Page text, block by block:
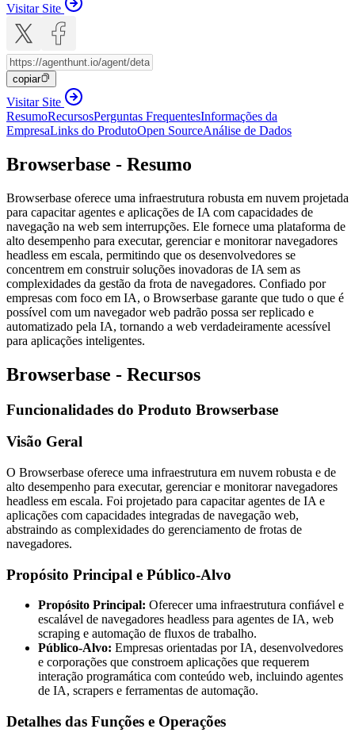
Visitar Site
copiar
Visitar Site
ResumoRecursosPerguntas FrequentesInformações da
EmpresaLinks do ProdutoOpen SourceAnálise de Dados
Browserbase - Resumo
Browserbase oferece uma infraestrutura robusta em nuvem projetada
para capacitar agentes e aplicações de IA com capacidades de
navegação na web sem interrupções. Ele fornece uma plataforma de
alto desempenho para executar, gerenciar e monitorar navegadores
headless em escala, permitindo que os desenvolvedores se
concentrem em construir soluções inovadoras de IA sem as
complexidades da gestão da frota de navegadores. Confiado por
empresas com foco em IA, o Browserbase garante que tudo o que é
possível com um navegador web padrão possa ser replicado e
automatizado pela IA, tornando a web verdadeiramente acessível
para aplicações inteligentes.
Browserbase - Recursos
Funcionalidades do Produto Browserbase
Visão Geral
O Browserbase oferece uma infraestrutura em nuvem robusta e de
alto desempenho para executar, gerenciar e monitorar navegadores
headless em escala. Foi projetado para capacitar agentes de IA e
aplicações com capacidades integradas de navegação web,
abstraindo as complexidades do gerenciamento de frotas de
navegadores.
Propósito Principal e Público-Alvo
Propósito Principal: Oferecer uma infraestrutura confiável e
escalável de navegadores headless para agentes de IA, web
scraping e automação de fluxos de trabalho.
Público-Alvo: Empresas orientadas por IA, desenvolvedores
e corporações que constroem aplicações que requerem
interação programática com conteúdo web, incluindo agentes
de IA, scrapers e ferramentas de automação.
Detalhes das Funções e Operações